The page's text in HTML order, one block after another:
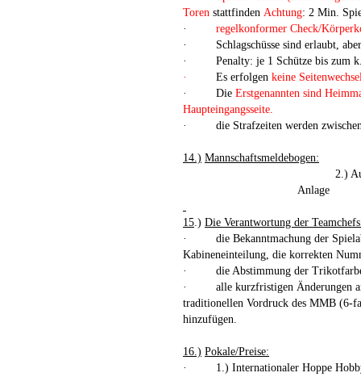
Toren stattfinden Achtung: 2 Min.
·
regelkonformer Check/
·
Schlagschüsse sind erlaubt, aber
·
Penalty: je 1 Schütze bis zum
·
Es erfolgen keine
·
Die Erstgenannten sind
Haupteingangsseite.
·
die Strafzeiten werden
14.) Mannschaftsmeldebogen:
2.)
Anlage
15.) Die Verantwortung der
·
die Bekanntmachung der
Kabineneinteilung, die korrekten
·
die Abstimmung der
·
alle kurzfristigen Änderungen
traditionellen Vordruck des MMB (6-
hinzufügen.
16.) Pokale/Preise:
·
1.) Internationaler Hoppe